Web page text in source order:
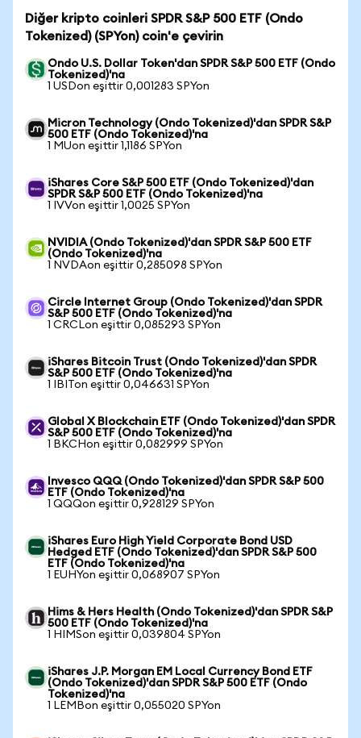
Diğer kripto coinleri SPDR S&P 500 ETF (Ondo
Tokenized) (SPYon) coin'e çevirin
Ondo U.S. Dollar Token'dan SPDR S&P 500 ETF (Ondo
Tokenized)'na
1 USDon eşittir 0,001283 SPYon
Micron Technology (Ondo Tokenized)'dan SPDR S&P
500 ETF (Ondo Tokenized)'na
1 MUon eşittir 1,1186 SPYon
iShares Core S&P 500 ETF (Ondo Tokenized)'dan
SPDR S&P 500 ETF (Ondo Tokenized)'na
1 IVVon eşittir 1,0025 SPYon
NVIDIA (Ondo Tokenized)'dan SPDR S&P 500 ETF
(Ondo Tokenized)'na
1 NVDAon eşittir 0,285098 SPYon
Circle Internet Group (Ondo Tokenized)'dan SPDR
S&P 500 ETF (Ondo Tokenized)'na
1 CRCLon eşittir 0,085293 SPYon
iShares Bitcoin Trust (Ondo Tokenized)'dan SPDR
S&P 500 ETF (Ondo Tokenized)'na
1 IBITon eşittir 0,046631 SPYon
Global X Blockchain ETF (Ondo Tokenized)'dan SPDR
S&P 500 ETF (Ondo Tokenized)'na
1 BKCHon eşittir 0,082999 SPYon
Invesco QQQ (Ondo Tokenized)'dan SPDR S&P 500
ETF (Ondo Tokenized)'na
1 QQQon eşittir 0,928129 SPYon
iShares Euro High Yield Corporate Bond USD
Hedged ETF (Ondo Tokenized)'dan SPDR S&P 500
ETF (Ondo Tokenized)'na
1 EUHYon eşittir 0,068907 SPYon
Hims & Hers Health (Ondo Tokenized)'dan SPDR S&P
500 ETF (Ondo Tokenized)'na
1 HIMSon eşittir 0,039804 SPYon
iShares J.P. Morgan EM Local Currency Bond ETF
(Ondo Tokenized)'dan SPDR S&P 500 ETF (Ondo
Tokenized)'na
1 LEMBon eşittir 0,055020 SPYon